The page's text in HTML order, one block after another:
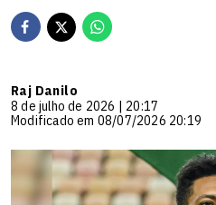
Raj Danilo
8 de julho de 2026 | 20:17
Modificado em 08/07/2026 20:19